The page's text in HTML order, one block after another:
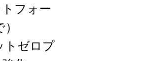
フォー
トゼロプ